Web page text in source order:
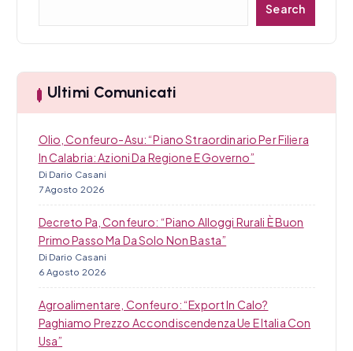
t
a
Search
Ultimi Comunicati
Olio, Confeuro-Asu: “Piano Straordinario Per Filiera
In Calabria: Azioni Da Regione E Governo”
Di Dario Casani
7 Agosto 2026
Decreto Pa, Confeuro: “Piano Alloggi Rurali È Buon
Primo Passo Ma Da Solo Non Basta”
Di Dario Casani
6 Agosto 2026
Agroalimentare, Confeuro: “Export In Calo?
Paghiamo Prezzo Accondiscendenza Ue E Italia Con
Usa”